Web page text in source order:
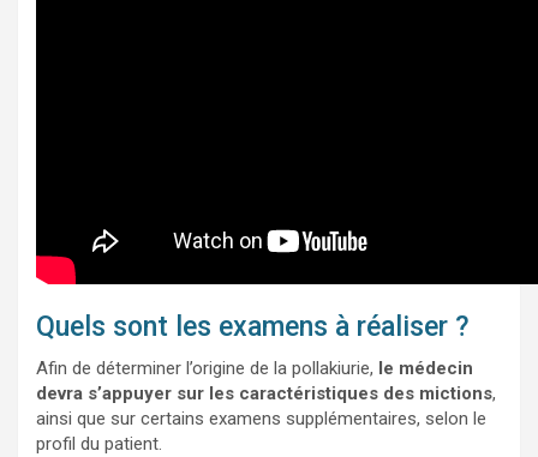
Quels sont les examens à réaliser ?
Afin de déterminer l’origine de la pollakiurie, le médecin
devra s’appuyer sur les caractéristiques des mictions,
ainsi que sur certains examens supplémentaires, selon le
profil du patient.